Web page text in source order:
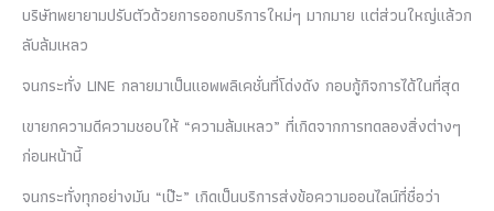
บริษัทพยายามปรับตัวด้วยการออกบริการใหม่ๆ มากมาย แต่ส่วนใหญ่แล้วก
ลับล้มเหลว
จนกระทั่ง LINE กลายมาเป็นแอพพลิเคชั่นที่โด่งดัง กอบกู้กิจการได้ในที่สุด
เขายกความดีความชอบให้ “ความล้มเหลว” ที่เกิดจากการทดลองสิ่งต่างๆ
ก่อนหน้านี้
จนกระทั่งทุกอย่างมัน “เป๊ะ” เกิดเป็นบริการส่งข้อความออนไลน์ที่ชื่อว่า